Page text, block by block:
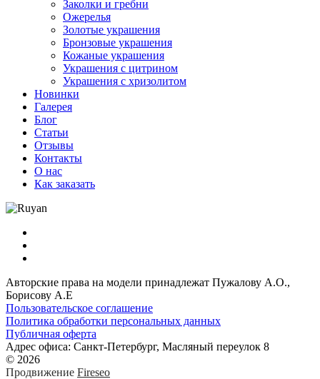
Заколки и гребни
Ожерелья
Золотые украшения
Бронзовые украшения
Кожаные украшения
Украшения с цитрином
Украшения с хризолитом
Новинки
Галерея
Блог
Статьи
Отзывы
Контакты
О нас
Как заказать
Авторские права на модели принадлежат Пужалову А.О.,
Борисову А.Е
Пользовательское соглашение
Политика обработки персональных данных
Публичная оферта
Адрес офиса: Санкт-Петербург, Масляный переулок 8
© 2026
Продвижение Fireseo